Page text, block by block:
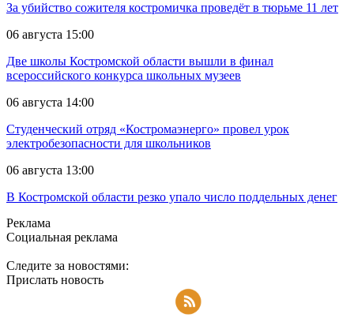
За убийство сожителя костромичка проведёт в тюрьме 11 лет
06 августа 15:00
Две школы Костромской области вышли в финал
всероссийского конкурса школьных музеев
06 августа 14:00
Студенческий отряд «Костромаэнерго» провел урок
электробезопасности для школьников
06 августа 13:00
В Костромской области резко упало число поддельных денег
Реклама
Социальная реклама
Следите за новостями:
Прислать новость